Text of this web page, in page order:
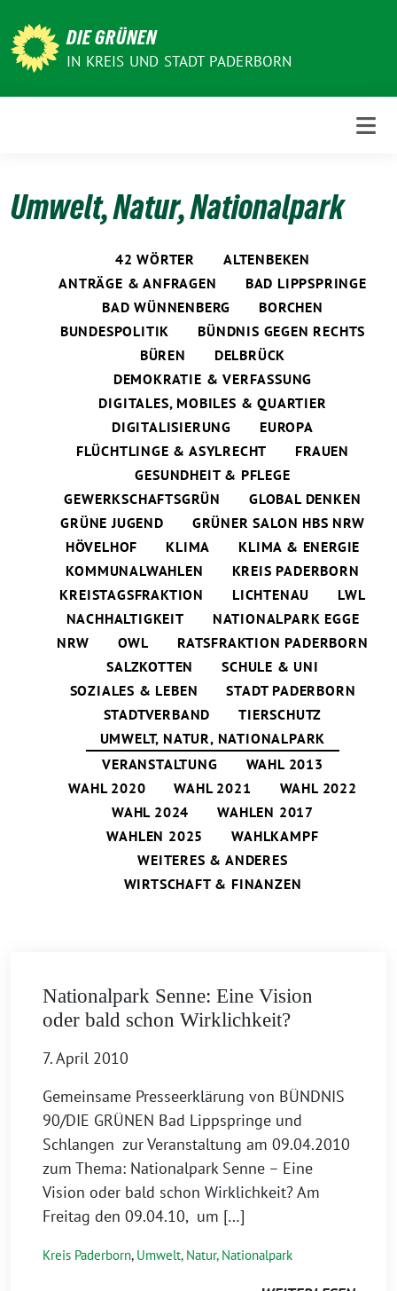
zum
Inhalt
DIE GRÜNEN
IN KREIS UND STADT PADERBORN
Umwelt, Natur, Nationalpark
42 WÖRTER
ALTENBEKEN
ANTRÄGE & ANFRAGEN
BAD LIPPSPRINGE
BAD WÜNNENBERG
BORCHEN
BUNDESPOLITIK
BÜNDNIS GEGEN RECHTS
BÜREN
DELBRÜCK
DEMOKRATIE & VERFASSUNG
DIGITALES, MOBILES & QUARTIER
DIGITALISIERUNG
EUROPA
FLÜCHTLINGE & ASYLRECHT
FRAUEN
GESUNDHEIT & PFLEGE
GEWERKSCHAFTSGRÜN
GLOBAL DENKEN
GRÜNE JUGEND
GRÜNER SALON HBS NRW
HÖVELHOF
KLIMA
KLIMA & ENERGIE
KOMMUNALWAHLEN
KREIS PADERBORN
KREISTAGSFRAKTION
LICHTENAU
LWL
NACHHALTIGKEIT
NATIONALPARK EGGE
NRW
OWL
RATSFRAKTION PADERBORN
SALZKOTTEN
SCHULE & UNI
SOZIALES & LEBEN
STADT PADERBORN
STADTVERBAND
TIERSCHUTZ
UMWELT, NATUR, NATIONALPARK
VERANSTALTUNG
WAHL 2013
WAHL 2020
WAHL 2021
WAHL 2022
WAHL 2024
WAHLEN 2017
WAHLEN 2025
WAHLKAMPF
WEITERES & ANDERES
WIRTSCHAFT & FINANZEN
Nationalpark Senne: Eine Vision
oder bald schon Wirklichkeit?
7. April 2010
Gemeinsame Presseerklärung von BÜNDNIS
90/DIE GRÜNEN Bad Lippspringe und
Schlangen zur Veranstaltung am 09.04.2010
zum Thema: Nationalpark Senne – Eine
Vision oder bald schon Wirklichkeit? Am
Freitag den 09.04.10, um […]
Kreis Paderborn, Umwelt, Natur, Nationalpark